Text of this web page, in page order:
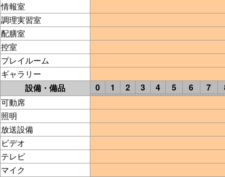
情報室
調理実習室
配膳室
控室
プレイルーム
ギャラリー
設備・備品
0 1 2 3 4 5 6 7
可動席
照明
放送設備
ビデオ
テレビ
マイク